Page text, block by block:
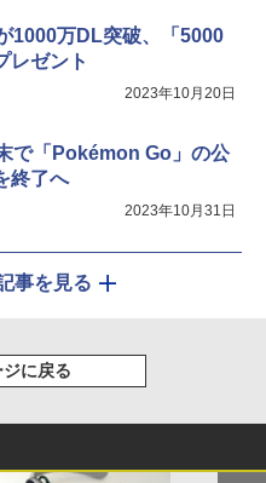
1000万DL突破、「5000
レゼント
2023年10月20日
で「Pokémon Go」の公
終了へ
2023年10月31日
事を見る
ジに戻る